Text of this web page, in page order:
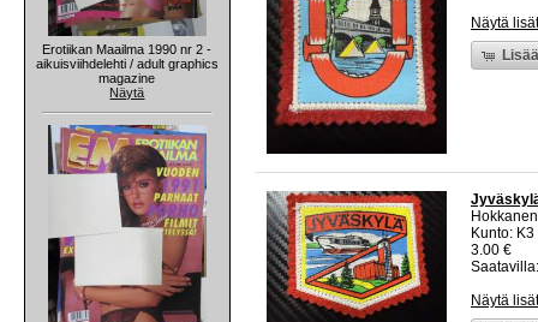
Erotiikan Maailma 1990 nr 2 -
aikuisviihdelehti / adult graphics
magazine
Näytä
Näytä
Kunto:
3.00 €
Näytä